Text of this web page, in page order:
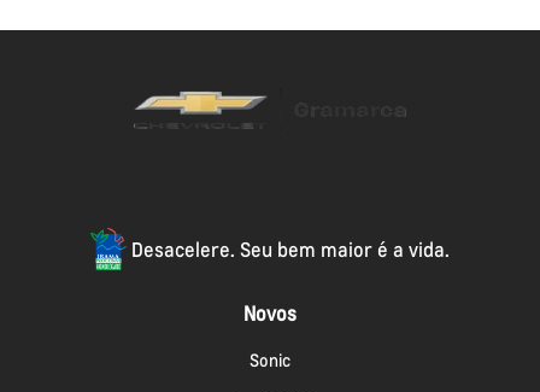
Desacelere. Seu bem maior é a vida.
Novos
Sonic